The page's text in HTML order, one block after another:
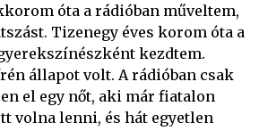
óta a rádióban műveltem,
Tizenegy éves korom óta a
kezdtem.
állapot volt. A rádióban csak
el egy nőt, aki már fiatalon
volna lenni, és hát egyetlen